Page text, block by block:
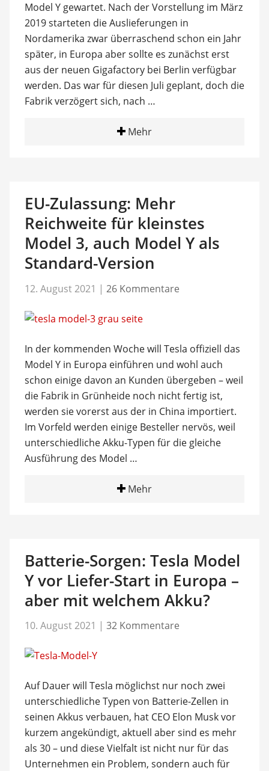
Model Y gewartet. Nach der Vorstellung im März
2019 starteten die Auslieferungen in
Nordamerika zwar überraschend schon ein Jahr
später, in Europa aber sollte es zunächst erst
aus der neuen Gigafactory bei Berlin verfügbar
werden. Das war für diesen Juli geplant, doch die
Fabrik verzögert sich, nach …
Mehr
EU-Zulassung: Mehr
Reichweite für kleinstes
Model 3, auch Model Y als
Standard-Version
12. August 2021 | 26 Kommentare
In der kommenden Woche will Tesla offiziell das
Model Y in Europa einführen und wohl auch
schon einige davon an Kunden übergeben – weil
die Fabrik in Grünheide noch nicht fertig ist,
werden sie vorerst aus der in China importiert.
Im Vorfeld werden einige Besteller nervös, weil
unterschiedliche Akku-Typen für die gleiche
Ausführung des Model …
Mehr
Batterie-Sorgen: Tesla Model
Y vor Liefer-Start in Europa –
aber mit welchem Akku?
10. August 2021 | 32 Kommentare
Auf Dauer will Tesla möglichst nur noch zwei
unterschiedliche Typen von Batterie-Zellen in
seinen Akkus verbauen, hat CEO Elon Musk vor
kurzem angekündigt, aktuell aber sind es mehr
als 30 – und diese Vielfalt ist nicht nur für das
Unternehmen ein Problem, sondern auch für